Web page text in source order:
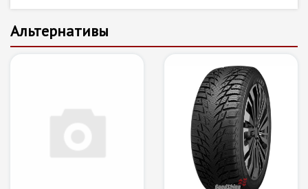
Альтернативы